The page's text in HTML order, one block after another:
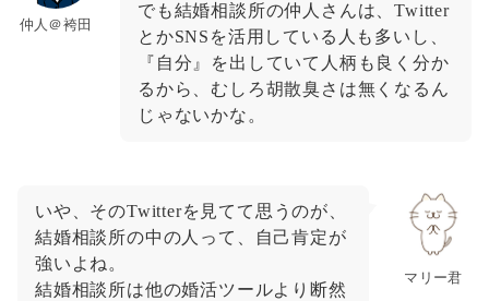
仲人＠袴田
でも結婚相談所の仲人さんは、Twitter
とかSNSを活用している人も多いし、
『自分』を出していて人柄も良く分か
るから、むしろ胡散臭さは無くなるん
じゃないかな。
マリー君
いや、そのTwitterを見てて思うのが、
結婚相談所の中の人って、自己肯定が
強いよね。
結婚相談所は他の婚活ツールより断然